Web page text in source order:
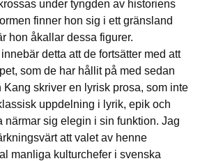
under tyngden av historiens
finner hon sig i ett gränsland
hon åkallar dessa figurer.
detta att de fortsätter med att
som de har hållit på med sedan
Kang skriver en lyrisk prosa, som inte
uppdelning i lyrik, epik och
närmar sig elegin i sin funktion. Jag
att valet av henne
manliga kulturchefer i svenska